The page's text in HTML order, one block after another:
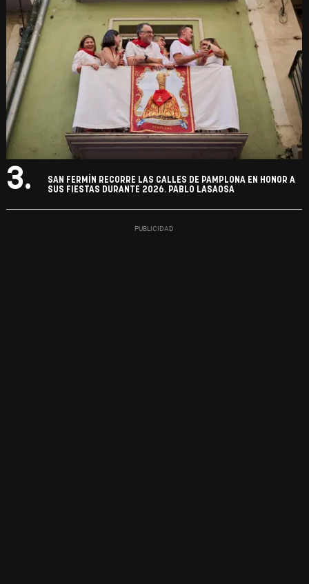
3.
SAN FERMÍN RECORRE LAS CALLES DE PAMPLONA EN HONOR A
SUS FIESTAS DURANTE 2026. PABLO LASAOSA